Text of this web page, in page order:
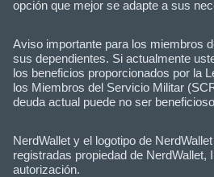
opción que mejor se adapte a sus
Aviso importante para los miembros
sus dependientes. Si actualmente
los beneficios proporcionados por la
los Miembros del Servicio Militar
deuda actual puede no ser
NerdWallet y el logotipo de
registradas propiedad de NerdWallet,
autorización.